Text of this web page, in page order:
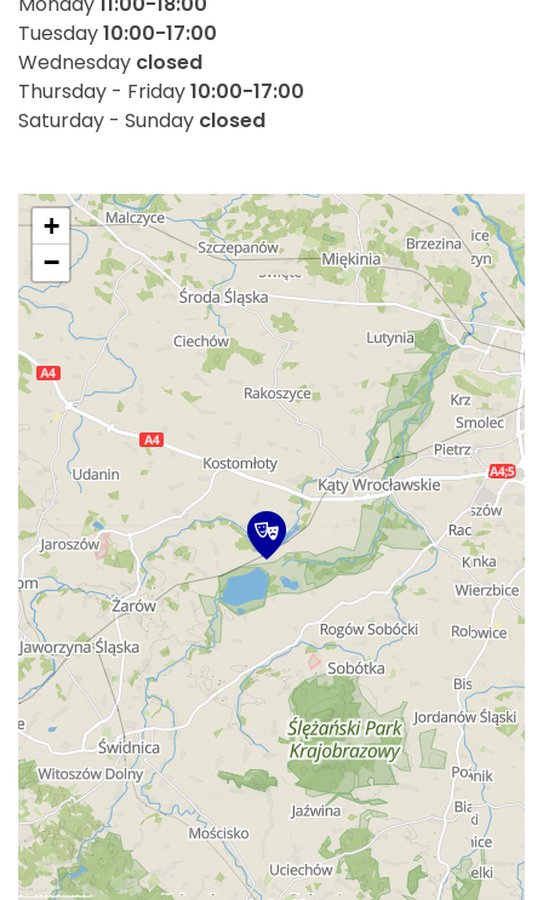
Tuesday10:00-17:00
Wednesday closed
Thursday - Friday10:00-17:00
Saturday - Sunday closed
+
−